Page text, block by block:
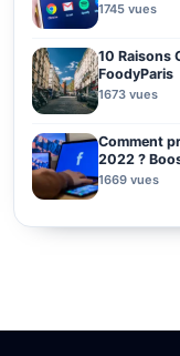
1745 vues
10 Raisons
FoodyParis
1673 vues
Comment
2022 ?
1669 vues